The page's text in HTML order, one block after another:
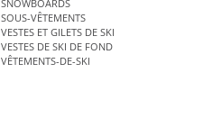
SNOWBOARDS
SOUS-VÊTEMENTS
VESTES ET GILETS DE SKI
VESTES DE SKI DE FOND
VÊTEMENTS-DE-SKI